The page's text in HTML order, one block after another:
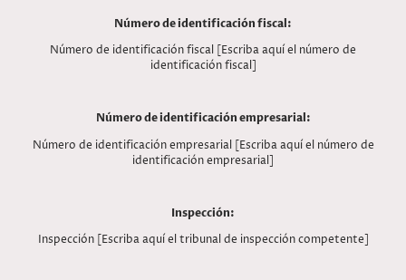
Número de identificación fiscal:
Número de identificación fiscal [Escriba aquí el número de
identificación fiscal]
Número de identificación empresarial:
Número de identificación empresarial [Escriba aquí el número de
identificación empresarial]
Inspección:
Inspección [Escriba aquí el tribunal de inspección competente]